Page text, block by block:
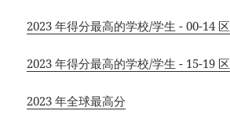
2023 年得分最高的学校/学生 - 00-14 区
2023 年得分最高的学校/学生 - 15-19 区
2023 年全球最高分